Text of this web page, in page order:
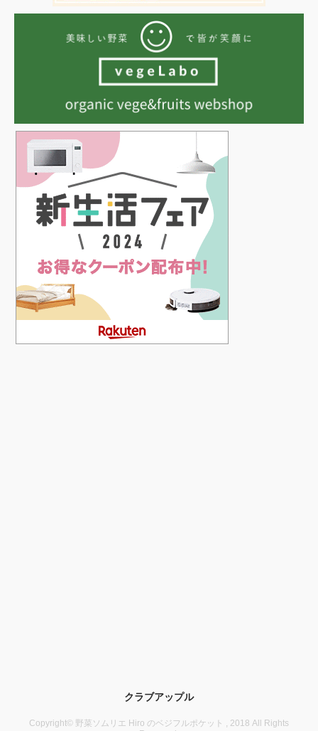
クラブアップル
Copyright© 野菜ソムリエ Hiro のベジフルポケット , 2018 All Rights